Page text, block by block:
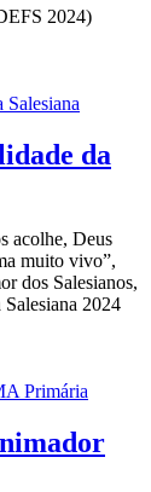
2024)
da
acolhe, Deus
muito vivo”,
dos Salesianos,
2024